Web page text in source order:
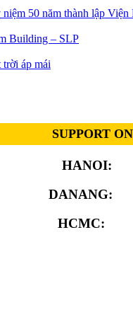
50 năm thành lập
Building – SLP
áp mái
SUPPORT
HANOI:
DANANG:
HCMC: